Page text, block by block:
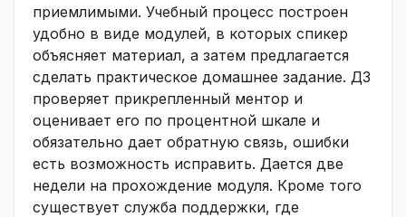
приемлимыми. Учебный процесс построен
удобно в виде модулей, в которых спикер
объясняет материал, а затем предлагается
сделать практическое домашнее задание. ДЗ
проверяет прикрепленный ментор и
оценивает его по процентной шкале и
обязательно дает обратную связь, ошибки
есть возможность исправить. Дается две
недели на прохождение модуля. Кроме того
существует служба поддержки, где